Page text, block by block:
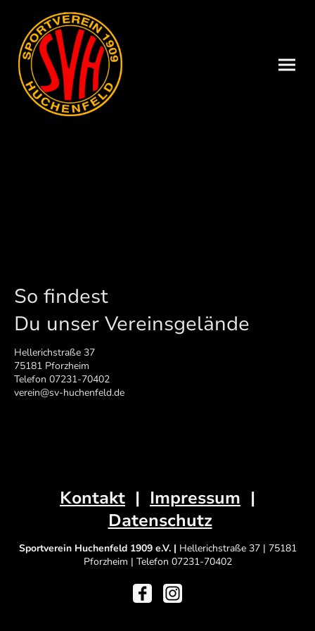
So findest
Du unser Vereinsgelände
Hellerichstraße 37
75181 Pforzheim
Telefon 07231-70402
verein@sv-huchenfeld.de
Kontakt | Impressum |
Datenschutz
Sportverein Huchenfeld 1909 e.V. | Hellerichstraße 37 | 75181
Pforzheim | Telefon 07231-70402